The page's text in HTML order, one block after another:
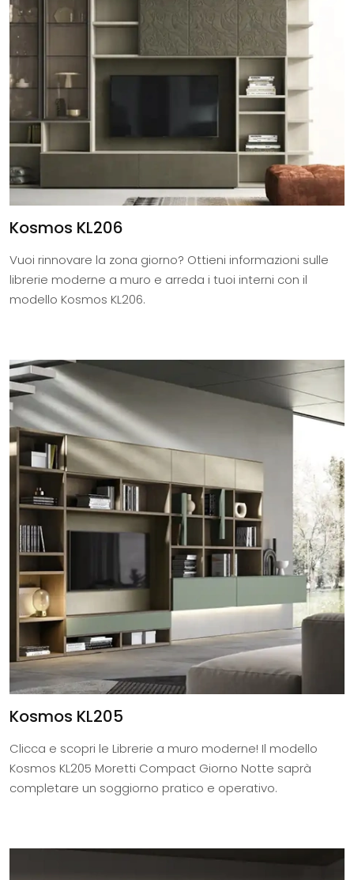
Kosmos KL206
Vuoi rinnovare la zona giorno? Ottieni informazioni sulle
librerie moderne a muro e arreda i tuoi interni con il
modello Kosmos KL206.
Kosmos KL205
Clicca e scopri le Librerie a muro moderne! Il modello
Kosmos KL205 Moretti Compact Giorno Notte saprà
completare un soggiorno pratico e operativo.